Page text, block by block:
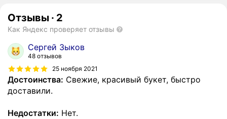
Отзывы · 2
Как Яндекс проверяет отзывы
Сергей Зыков
48 отзывов
25 ноября 2021
Достоинства: Свежие, красивый букет, быстро
доставили.
Недостатки: Нет.